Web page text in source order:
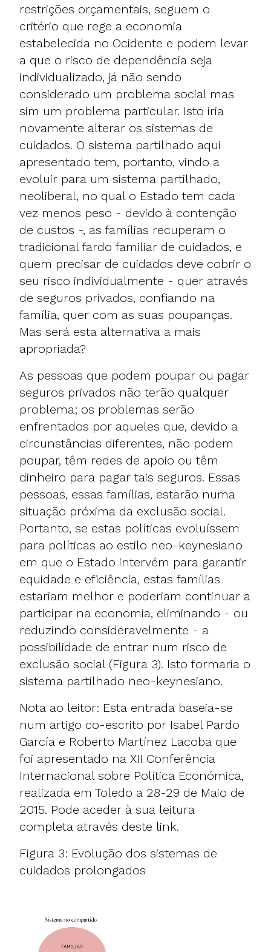
restrições orçamentais, seguem o
critério que rege a economia
estabelecida no Ocidente e podem levar
a que o risco de dependência seja
individualizado, já não sendo
considerado um problema social mas
sim um problema particular. Isto iria
novamente alterar os sistemas de
cuidados. O sistema partilhado aqui
apresentado tem, portanto, vindo a
evoluir para um sistema partilhado,
neoliberal, no qual o Estado tem cada
vez menos peso - devido à contenção
de custos -, as famílias recuperam o
tradicional fardo familiar de cuidados, e
quem precisar de cuidados deve cobrir o
seu risco individualmente - quer através
de seguros privados, confiando na
família, quer com as suas poupanças.
Mas será esta alternativa a mais
apropriada?
As pessoas que podem poupar ou pagar
seguros privados não terão qualquer
problema; os problemas serão
enfrentados por aqueles que, devido a
circunstâncias diferentes, não podem
poupar, têm redes de apoio ou têm
dinheiro para pagar tais seguros. Essas
pessoas, essas famílias, estarão numa
situação próxima da exclusão social.
Portanto, se estas políticas evoluíssem
para políticas ao estilo neo-keynesiano
em que o Estado intervém para garantir
equidade e eficiência, estas famílias
estariam melhor e poderiam continuar a
participar na economia, eliminando - ou
reduzindo consideravelmente - a
possibilidade de entrar num risco de
exclusão social (Figura 3). Isto formaria o
sistema partilhado neo-keynesiano.
Nota ao leitor: Esta entrada baseia-se
num artigo co-escrito por Isabel Pardo
García e Roberto Martínez Lacoba que
foi apresentado na XII Conferência
Internacional sobre Política Económica,
realizada em Toledo a 28-29 de Maio de
2015. Pode aceder à sua leitura
completa através deste link.
Figura 3: Evolução dos sistemas de
cuidados prolongados